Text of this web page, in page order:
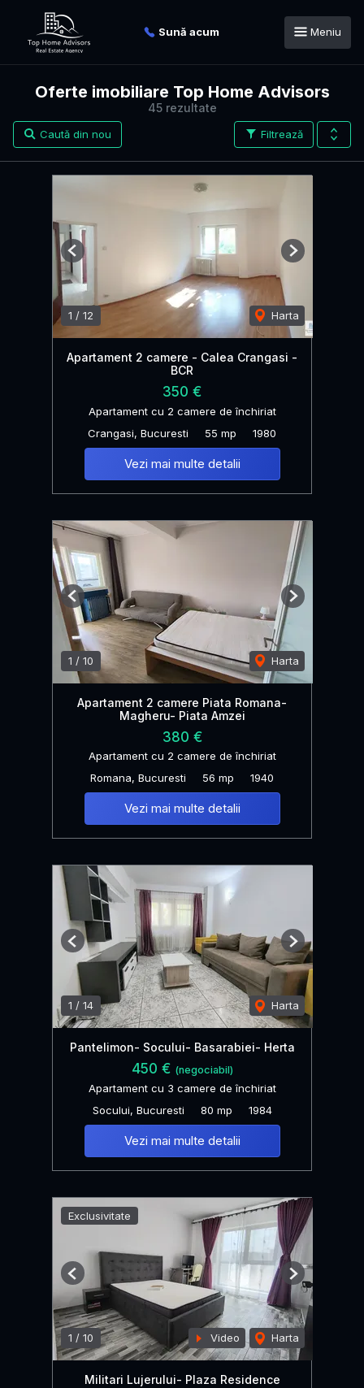
Sună acum Meniu
45 rezultate
Oferte imobiliare Top Home Advisors
Filtrează
Caută din nou
1 / 12 Harta
Previous Next
Apartament 2 camere - Calea Crangasi -
BCR
350 €
Apartament cu 2 camere de închiriat
Crangasi, Bucuresti
55 mp 1980
Vezi mai multe detalii
1 / 10 Harta
Previous Next
Apartament 2 camere Piata Romana-
Magheru- Piata Amzei
380 €
Apartament cu 2 camere de închiriat
Romana, Bucuresti
56 mp 1940
Vezi mai multe detalii
1 / 14 Harta
Previous Next
Pantelimon- Socului- Basarabiei- Herta
450 € (negociabil)
Apartament cu 3 camere de închiriat
Socului, Bucuresti
80 mp 1984
Vezi mai multe detalii
Exclusivitate
1 / 10 Video Harta
Previous Next
Militari Lujerului- Plaza Residence